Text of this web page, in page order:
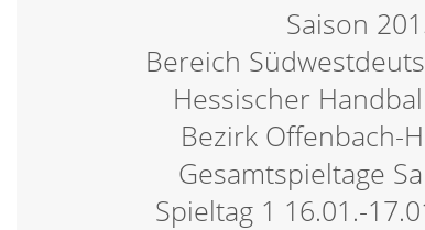
Saison
Bereich
Hessischer
Bezirk Offenbach-
Gesamtspieltage
Spieltag 1 16.01.-